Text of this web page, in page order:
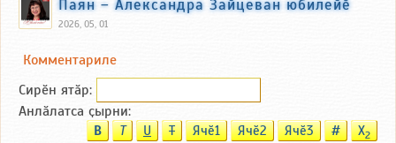
Паян – Александра Зайцеван юбилейӗ
2026, 05, 01
Комментариле
Сирӗн ятӑp:
Анлӑлатса ҫырни:
B T U T Ячӗ1 Ячӗ2 Ячӗ3 # X2